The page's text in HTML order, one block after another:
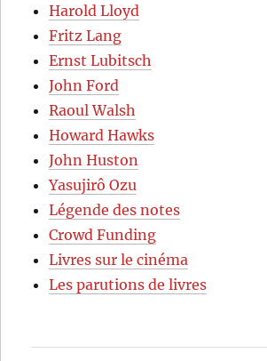
Harold Lloyd
Fritz Lang
Ernst Lubitsch
John Ford
Raoul Walsh
Howard Hawks
John Huston
Yasujirô Ozu
Légende des notes
Crowd Funding
Livres sur le cinéma
Les parutions de livres